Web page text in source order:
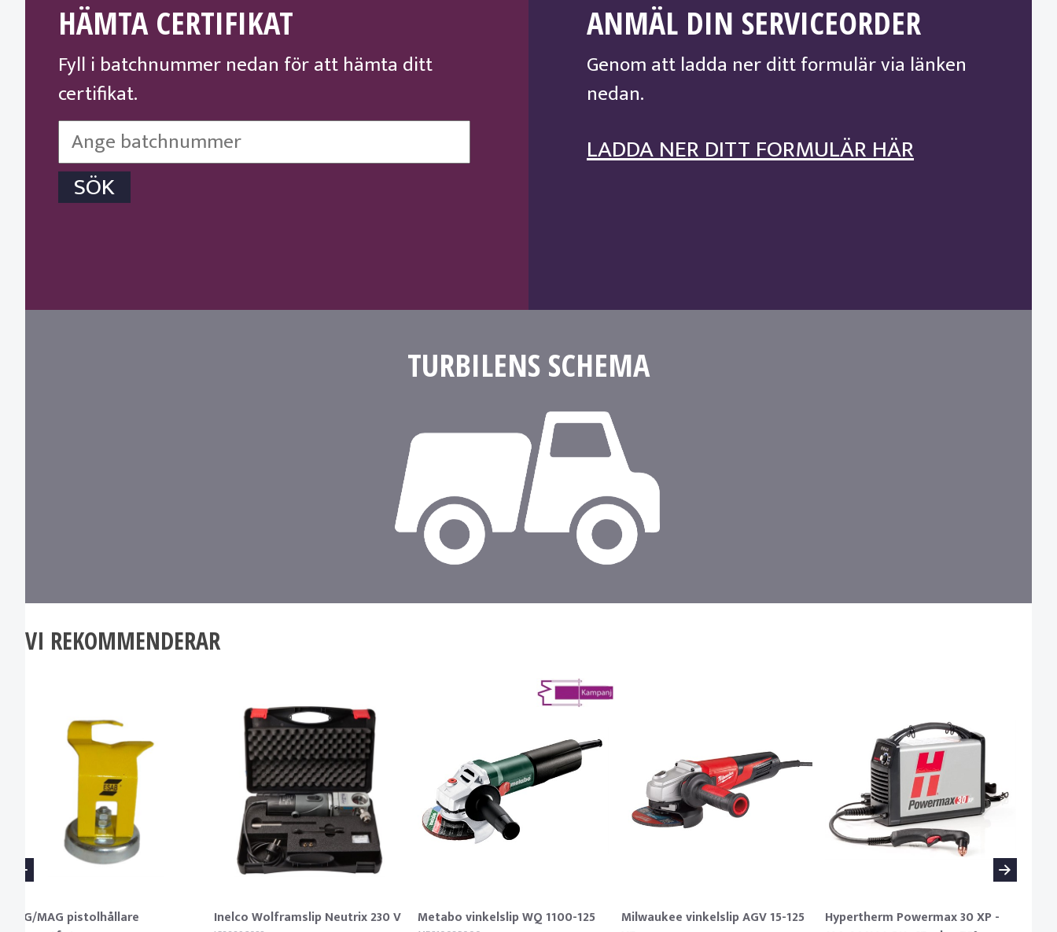
HÄMTA CERTIFIKAT
Fyll i batchnummer nedan för att hämta ditt
certifikat.
SÖK
ANMÄL DIN SERVICEORDER
Genom att ladda ner ditt formulär via länken
nedan.
LADDA NER DITT FORMULÄR HÄR
TURBILENS SCHEMA
VI REKOMMENDERAR
MIG/MAG pistolhållare
Inelco Wolframslip Neutrix 230 V Metabo vinkelslip WQ 1100-125
Milwaukee vinkelslip AGV 15-125
Hypertherm Powermax 30 XP -